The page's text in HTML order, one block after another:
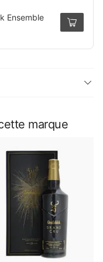
Ensemble
marque